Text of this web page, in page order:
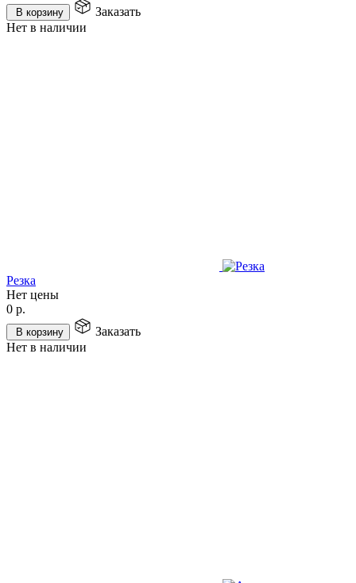
В корзину
Заказать
Нет в наличии
Резка
Нет цены
0 р.
В корзину
Заказать
Нет в наличии